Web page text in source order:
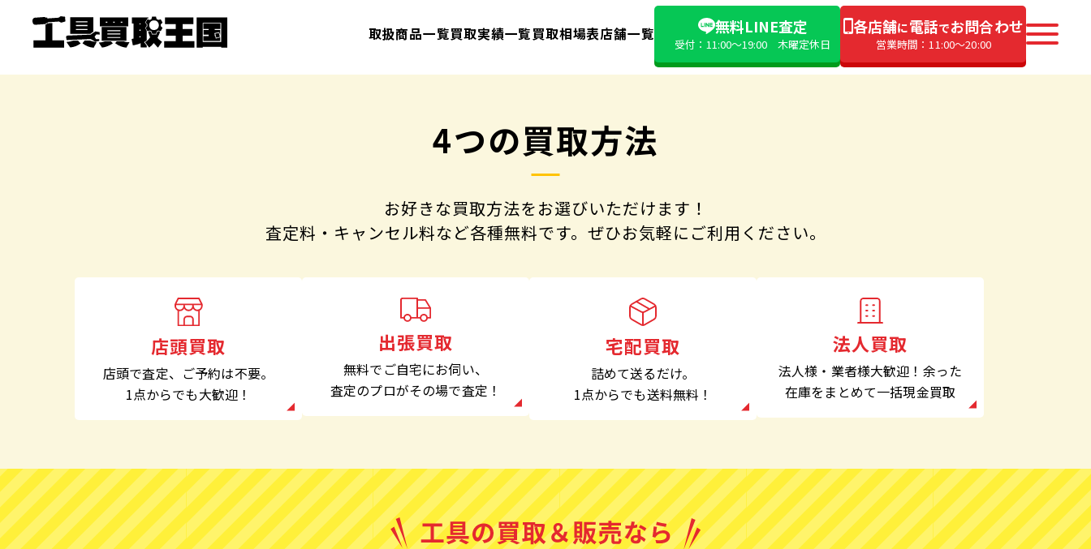
取扱商品一覧買取実績一覧買取相場表店舗一覧 無料LINE査定
受付：11:00〜19:00 木曜定休日
各店舗に電話でお問合わせ
営業時間：11:00〜20:00
4つの買取方法
お好きな買取方法をお選びいただけます！
査定料・キャンセル料など各種無料です。 ぜひお気軽にご利用ください。
店頭買取
店頭で査定、 ご予約は不要。
1点からでも大歓迎！
出張買取
無料でご自宅にお伺い、
査定のプロがその場で査定！
宅配買取
詰めて送るだけ。
1点からでも送料無料！
法人買取
法人様・業者様大歓迎！余った
在庫をまとめて一括現金買取